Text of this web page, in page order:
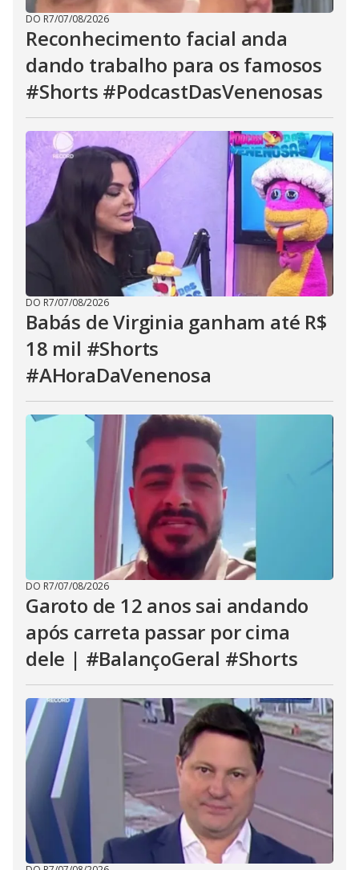
DO R7/07/08/2026
Reconhecimento facial anda
dando trabalho para os famosos
#Shorts #PodcastDasVenenosas
DO R7/07/08/2026
Babás de Virginia ganham até R$
18 mil #Shorts
#AHoraDaVenenosa
DO R7/07/08/2026
Garoto de 12 anos sai andando
após carreta passar por cima
dele | #BalançoGeral #Shorts